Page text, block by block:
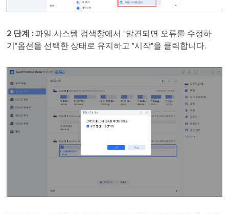
2 단계 : 파일 시스템 검색창에서 "발견되면 오류를 수정하
기"옵션을 선택한 상태로 유지하고 "시작"을 클릭합니다.